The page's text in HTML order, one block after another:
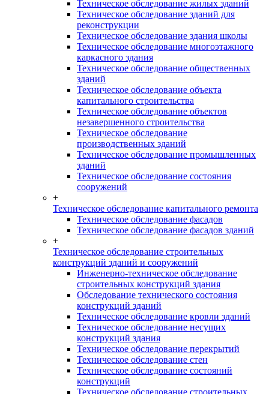
Техническое обследование жилых зданий
Техническое обследование зданий для
реконструкции
Техническое обследование здания школы
Техническое обследование многоэтажного
каркасного здания
Техническое обследование общественных
зданий
Техническое обследование объекта
капитального строительства
Техническое обследование объектов
незавершенного строительства
Техническое обследование
производственных зданий
Техническое обследование промышленных
зданий
Техническое обследование состояния
сооружений
+
Техническое обследование капитального ремонта
Техническое обследование фасадов
Техническое обследование фасадов зданий
+
Техническое обследование строительных
конструкций зданий и сооружений
Инженерно-техническое обследование
строительных конструкций здания
Обследование технического состояния
конструкций зданий
Техническое обследование кровли зданий
Техническое обследование несущих
конструкций здания
Техническое обследование перекрытий
Техническое обследование стен
Техническое обследование состояний
конструкций
Техническое обследование строительных